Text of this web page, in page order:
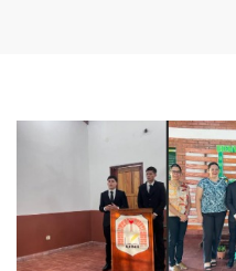
Presentación
Defensa